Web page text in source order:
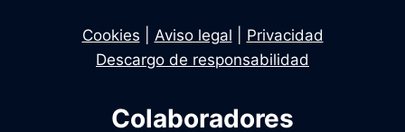
Cookies Aviso legal
Privacidad
Descargo de responsabilidad
Colaboradores